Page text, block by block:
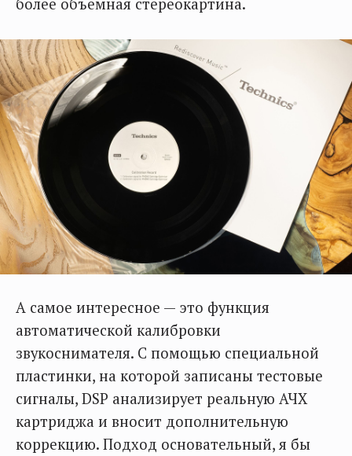
более объемная стереокартина.
А самое интересное — это функция
автоматической калибровки
звукоснимателя. С помощью специальной
пластинки, на которой записаны тестовые
сигналы, DSP анализирует реальную АЧХ
картриджа и вносит дополнительную
коррекцию. Подход основательный, я бы